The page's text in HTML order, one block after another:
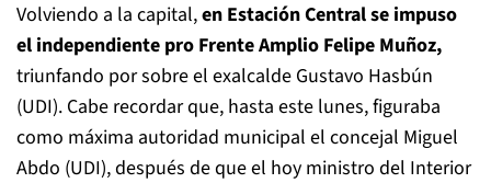
Volviendo a la capital,en Estación Central se impuso
el independiente pro Frente Amplio Felipe Muñoz,
triunfando por sobre el exalcalde Gustavo Hasbún
(UDI). Cabe recordar que, hasta este lunes, figuraba
como máxima autoridad municipal el concejal Miguel
Abdo (UDI), después de que el hoy ministro del Interior